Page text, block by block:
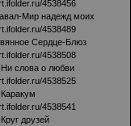
4538456
Мир надежд моих
4538489
Сердце-Блюз
4538508
Ни слова о любви
4538525
4538541
друзей